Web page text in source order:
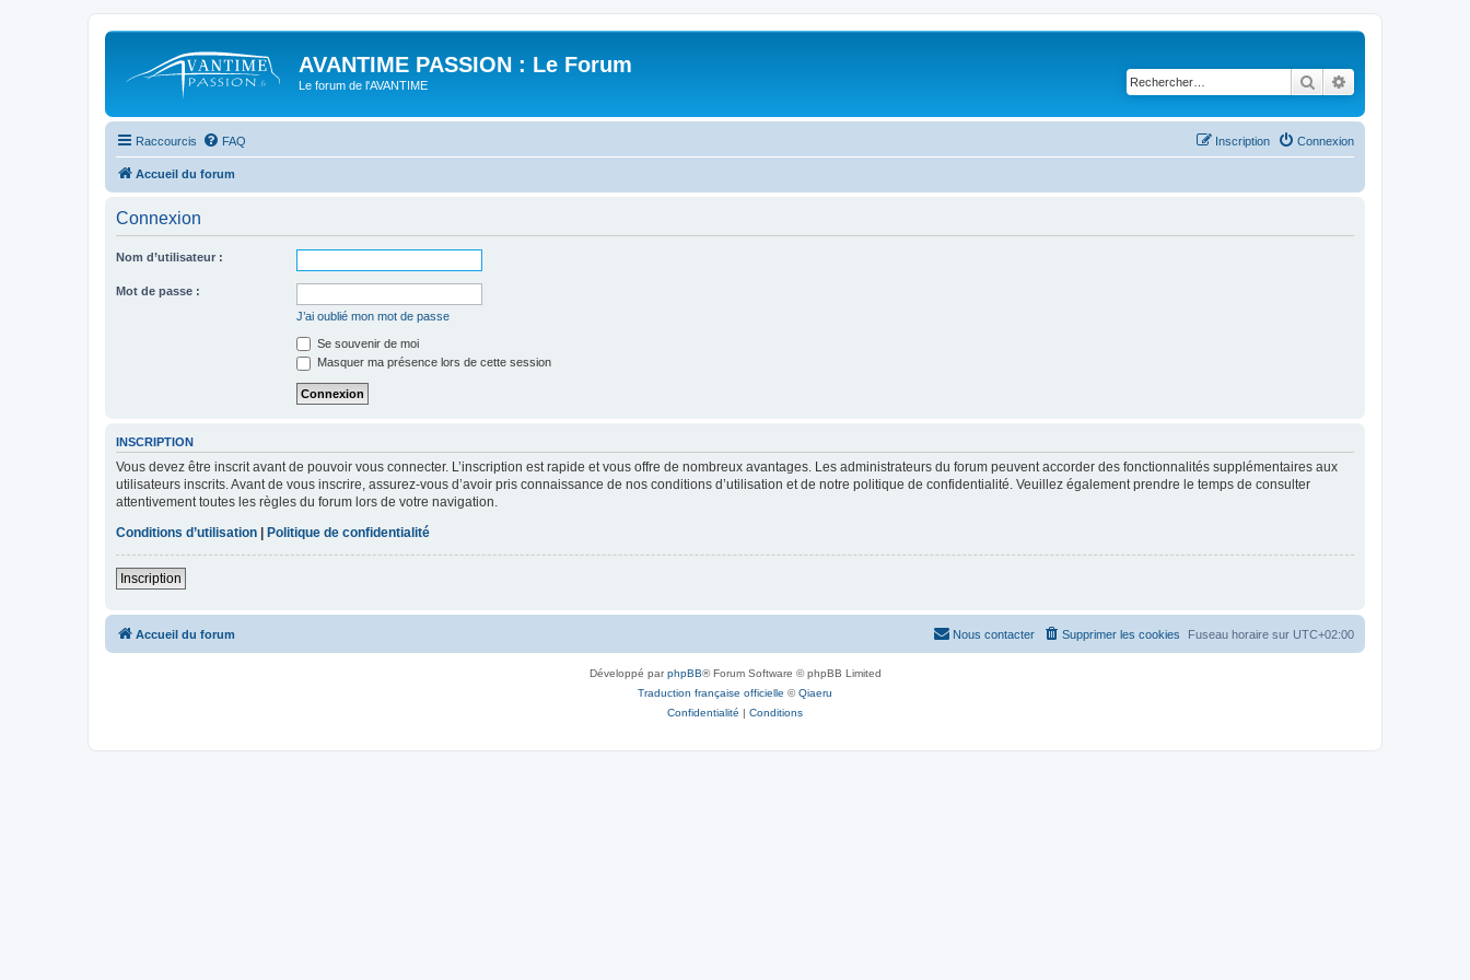
AVANTIME PASSION : Le Forum
Le forum de l'AVANTIME Rechercher
Raccourcis FAQ Connexion
Inscription
Accueil du forum
Connexion
Nom d’utilisateur :
Mot de passe :
J’ai oublié mon mot de passe
Se souvenir de moi
Masquer ma présence lors de cette session
INSCRIPTION
Vous devez être inscrit avant de pouvoir vous connecter. L’inscription est rapide et vous offre de nombreux avantages. Les administrateurs du forum peuvent accorder des fonctionnalités supplémentaires aux
utilisateurs inscrits. Avant de vous inscrire, assurez-vous d’avoir pris connaissance de nos conditions d’utilisation et de notre politique de confidentialité. Veuillez également prendre le temps de consulter
attentivement toutes les règles du forum lors de votre navigation.
Conditions d’utilisation
Politique de confidentialité
Inscription
Accueil du forum Fuseau horaire sur UTC+02:00
Supprimer les cookies
Nous contacter
Développé parphpBB® Forum Software © phpBB Limited
Traduction française officielle ©Qiaeru
Confidentialité | Conditions